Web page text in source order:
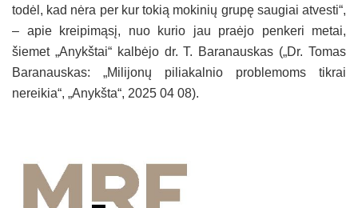
todėl, kad nėra per kur tokią mokinių grupę saugiai atvesti“,
– apie kreipimąsį, nuo kurio jau praėjo penkeri metai,
šiemet „Anykštai“ kalbėjo dr. T. Baranauskas („Dr. Tomas
Baranauskas: „Milijonų piliakalnio problemoms tikrai
nereikia“, „Anykšta“, 2025 04 08).